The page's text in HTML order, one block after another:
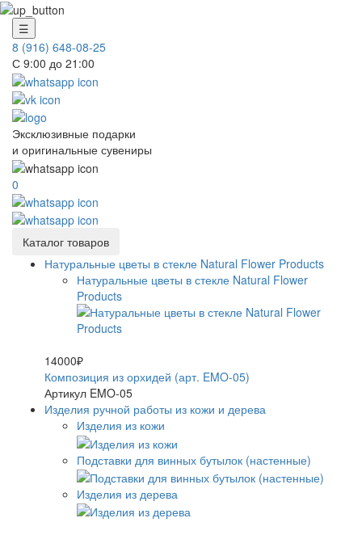
☰
8 (916) 648-08-25
С 9:00 до 21:00
Эксклюзивные подарки
и оригинальные сувениры
0
Каталог товаров
Натуральные цветы в стекле Natural Flower Products
Натуральные цветы в стекле Natural Flower
Products
14000₽
Композиция из орхидей (арт. EMO-05)
Артикул EMO-05
Изделия ручной работы из кожи и дерева
Изделия из кожи
Подставки для винных бутылок (настенные)
Изделия из дерева